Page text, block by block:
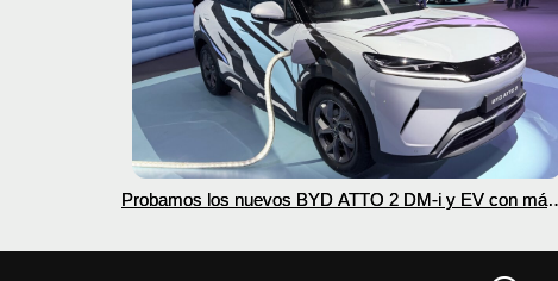
Probamos los nuevos BYD ATTO 2 DM-i y EV con más